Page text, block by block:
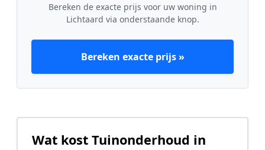
Bereken de exacte prijs voor uw woning in
Lichtaard via onderstaande knop.
Bereken exacte prijs »
Wat kost Tuinonderhoud in